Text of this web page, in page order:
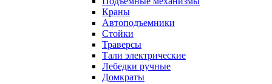
Краны
Автоподъемники
Стойки
Траверсы
Тали электрические
Лебедки ручные
Домкраты